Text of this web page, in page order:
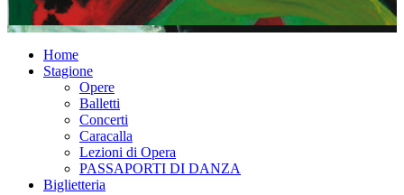
Home
Stagione
Opere
Balletti
Concerti
Caracalla
Lezioni di Opera
PASSAPORTI DI DANZA
Biglietteria